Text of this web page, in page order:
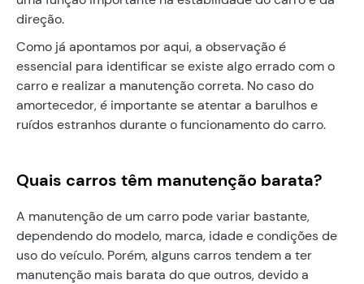
direção.
Como já apontamos por aqui, a observação é
essencial para identificar se existe algo errado com o
carro e realizar a manutenção correta. No caso do
amortecedor, é importante se atentar a barulhos e
ruídos estranhos durante o funcionamento do carro.
Quais carros têm manutenção barata?
A manutenção de um carro pode variar bastante,
dependendo do modelo, marca, idade e condições de
uso do veículo. Porém, alguns carros tendem a ter
manutenção mais barata do que outros, devido a